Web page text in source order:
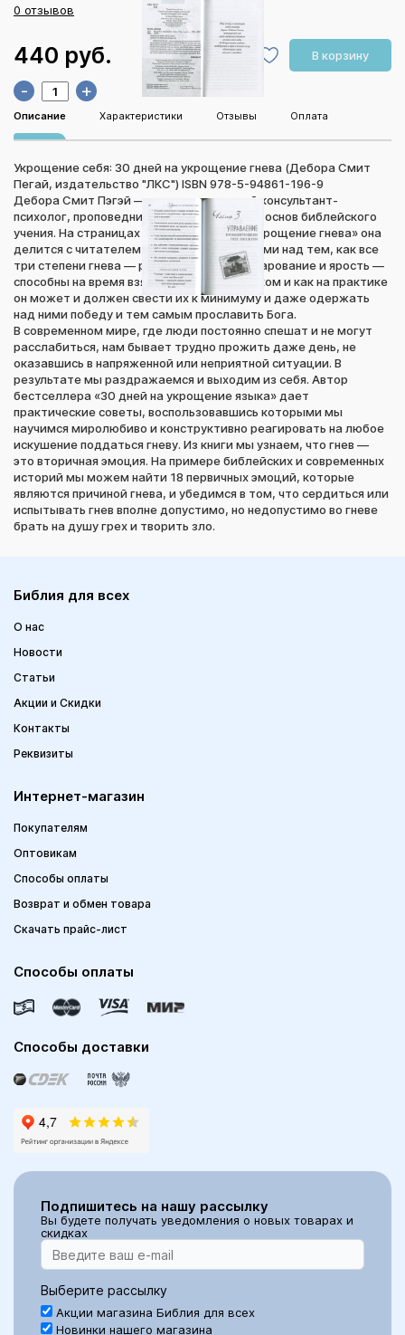
0 отзывов
440 руб. В корзину
- +
Описание Характеристики Отзывы Оплата
Укрощение себя: 30 дней на укрощение гнева (Дебора Смит
Пегай, издательство "ЛКС") ISBN 978-5-94861-196-9
Дебора Смит Пэгэй — дипломированный консультант-
психолог, проповедница и преподаватель основ библейского
учения. На страницах книги «30 дней на укрощение гнева» она
делится с читателем своими наблюдениями над тем, как все
три степени гнева — раздражение, разочарование и ярость —
способны на время взять верх над человеком и как на практике
он может и должен свести их к минимуму и даже одержать
над ними победу и тем самым прославить Бога.
В современном мире, где люди постоянно спешат и не могут
расслабиться, нам бывает трудно прожить даже день, не
оказавшись в напряженной или неприятной ситуации. В
результате мы раздражаемся и выходим из себя. Автор
бестселлера «30 дней на укрощение языка» дает
практические советы, воспользовавшись которыми мы
научимся миролюбиво и конструктивно реагировать на любое
искушение поддаться гневу. Из книги мы узнаем, что гнев —
это вторичная эмоция. На примере библейских и современных
историй мы можем найти 18 первичных эмоций, которые
являются причиной гнева, и убедимся в том, что сердиться или
испытывать гнев вполне допустимо, но недопустимо во гневе
брать на душу грех и творить зло.
Библия для всех
О нас
Новости
Статьи
Акции и Скидки
Контакты
Реквизиты
Интернет-магазин
Покупателям
Оптовикам
Способы оплаты
Возврат и обмен товара
Скачать прайс-лист
Способы оплаты
Способы доставки
Подпишитесь на нашу рассылку
Вы будете получать уведомления о новых товарах и
скидках
Выберите рассылку
Акции магазина Библия для всех
Новинки нашего магазина